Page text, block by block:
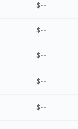
$--
$--
$--
$--
$--